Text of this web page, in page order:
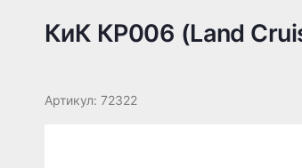
КиК КР006 (Land
Артикул: 72322